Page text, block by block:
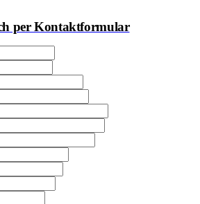
per Kontaktformular